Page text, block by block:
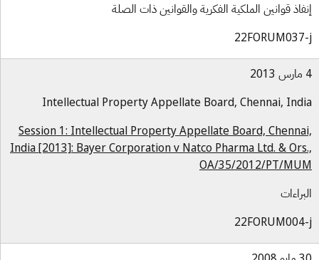
قوانين الملكية الفكرية والقوانين ذات الصلة
Intellectual Property Appellate Board, Chennai,
Session 1: Intellectual Property Appellate Board,
India [2013]: Bayer Corporation v Natco Pharma Ltd. &
OA/35/2012/PT/